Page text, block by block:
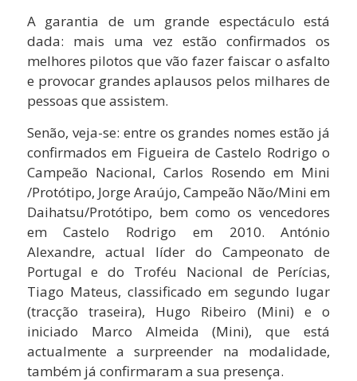
A garantia de um grande espectáculo está
dada: mais uma vez estão confirmados os
melhores pilotos que vão fazer faiscar o asfalto
e provocar grandes aplausos pelos milhares de
pessoas que assistem.
Senão, veja-se: entre os grandes nomes estão já
confirmados em Figueira de Castelo Rodrigo o
Campeão Nacional, Carlos Rosendo em Mini
/Protótipo, Jorge Araújo, Campeão Não/Mini em
Daihatsu/Protótipo, bem como os vencedores
em Castelo Rodrigo em 2010. António
Alexandre, actual líder do Campeonato de
Portugal e do Troféu Nacional de Perícias,
Tiago Mateus, classificado em segundo lugar
(tracção traseira), Hugo Ribeiro (Mini) e o
iniciado Marco Almeida (Mini), que está
actualmente a surpreender na modalidade,
também já confirmaram a sua presença.